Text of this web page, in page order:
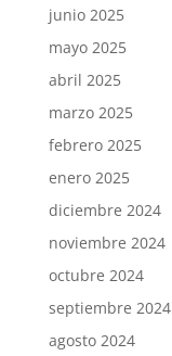
junio 2025
mayo 2025
abril 2025
marzo 2025
febrero 2025
enero 2025
diciembre 2024
noviembre 2024
octubre 2024
septiembre 2024
agosto 2024